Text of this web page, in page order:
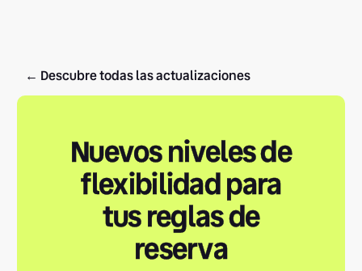
← Descubre todas las actualizaciones
Nuevos niveles de
flexibilidad para
tus reglas de
reserva